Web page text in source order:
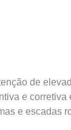
de
e corretiva
e escadas